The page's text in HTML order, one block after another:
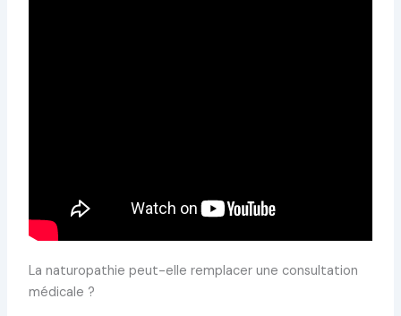
La naturopathie peut-elle remplacer une consultation
médicale ?